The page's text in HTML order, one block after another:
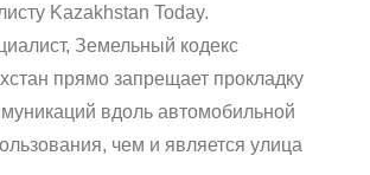
Kazakhstan Today.
Земельный кодекс
прямо запрещает прокладку
вдоль автомобильной
чем и является улица